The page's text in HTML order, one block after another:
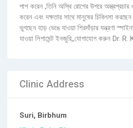
পাশ করেন ,তিনি অস্থি রোগের উপরে অস্ত্রপ্রচার
করেন এবং দক্ষতার সাথে মানুষের চিকিৎসা
ভুগছেন হাড় ভেঙে যাওয়া শিরদাঁড়ার যন্ত্রণা
যাওয়া লিগামেন্ট ইনজুরি,,যোগাযোগ করুন Dr.
Clinic Address
Suri, Birbhum